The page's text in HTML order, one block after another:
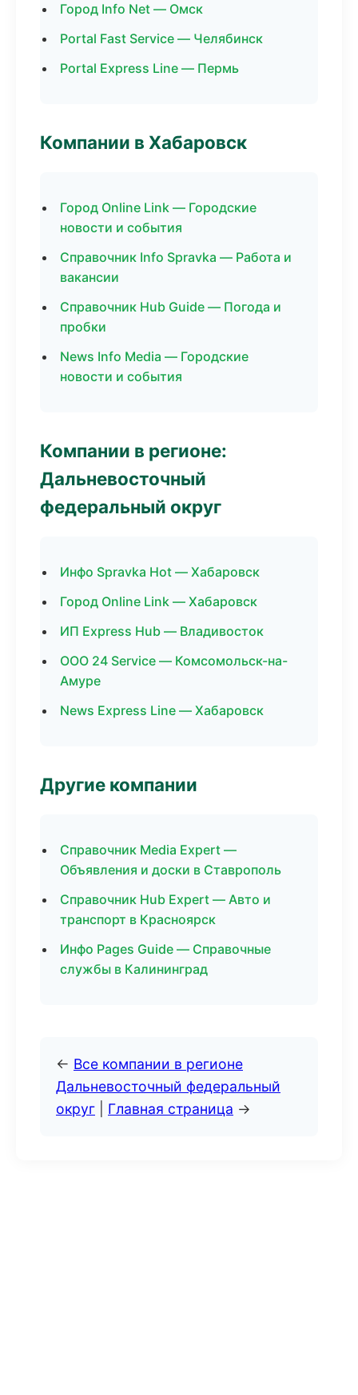
Город Info Net — Омск
Portal Fast Service — Челябинск
Portal Express Line — Пермь
Компании в Хабаровск
Город Online Link — Городские
новости и события
Справочник Info Spravka — Работа и
вакансии
Справочник Hub Guide — Погода и
пробки
News Info Media — Городские
новости и события
Компании в регионе:
Дальневосточный
федеральный округ
Инфо Spravka Hot — Хабаровск
Город Online Link — Хабаровск
ИП Express Hub — Владивосток
ООО 24 Service — Комсомольск-на-
Амуре
News Express Line — Хабаровск
Другие компании
Справочник Media Expert —
Объявления и доски в Ставрополь
Справочник Hub Expert — Авто и
транспорт в Красноярск
Инфо Pages Guide — Справочные
службы в Калининград
← Все компании в регионе
Дальневосточный федеральный
округ
Главная страница →